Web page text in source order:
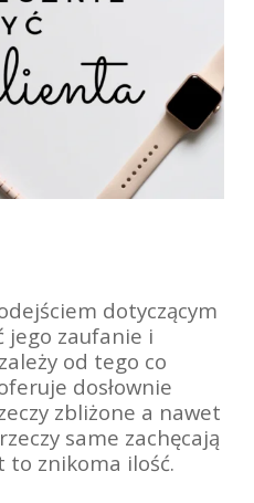
dotyczącym
jego zaufanie i
od tego co
dosłownie
zbliżone a nawet
same zachęcają
to znikoma ilość.